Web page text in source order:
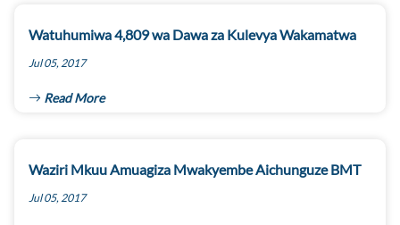
Watuhumiwa 4,809 wa Dawa za Kulevya Wakamatwa
Jul 05, 2017
Read More
Waziri Mkuu Amuagiza Mwakyembe Aichunguze BMT
Jul 05, 2017